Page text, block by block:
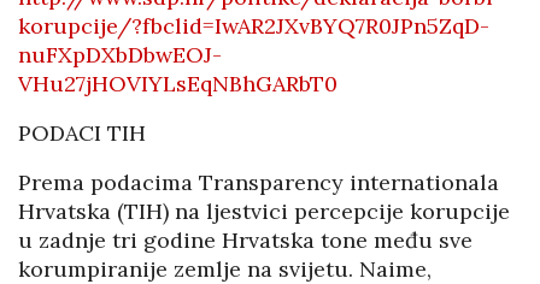
korupcije/?fbclid=IwAR2JXvBYQ7R0JPn5ZqD-
nuFXpDXbDbwEOJ-
VHu27jHOVIYLsEqNBhGARbT0
PODACI TIH
Prema podacima Transparency internationala
Hrvatska (TIH) na ljestvici percepcije korupcije
u zadnje tri godine Hrvatska tone među sve
korumpiranije zemlje na svijetu. Naime,